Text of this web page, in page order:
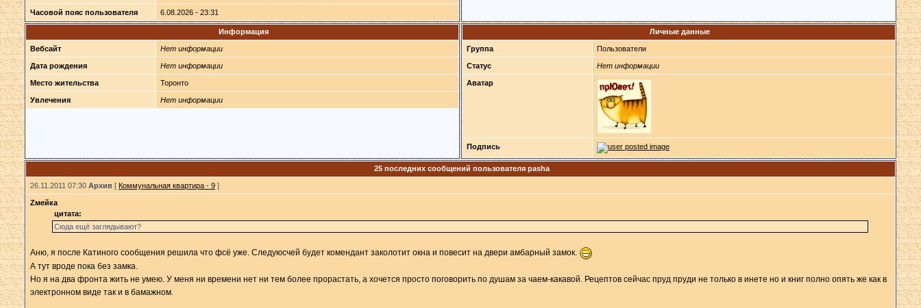
Часовой пояс пользователя 6.08.2026 - 23:31
Информация
Вебсайт Нет информации
Дата рождения Нет информации
Место жительства Торонто
Увлечения Нет информации
Личные данные
Группа Пользователи
Статус Нет информации
Аватар
Подпись
25 последних сообщений пользователя pasha
26.11.2011 07:30 Архив[ Коммунальная квартира - 9]
Zмейка
цитата:
Сюда ещё заглядывают?
Аню, я после Катиного сообщения решила что фсё уже. Следуюсчей будет комендант заколотит окна и повесит на двери амбарный замок.
А тут вроде пока без замка.
Но я на два фронта жить не умею. У меня ни времени нет ни тем более прорастать, а хочется просто поговорить по душам за чаем-какавой. Рецептов сейчас пруд пруди не только в инете но и книг полно опять же как в
электронном виде так и в бамажном.